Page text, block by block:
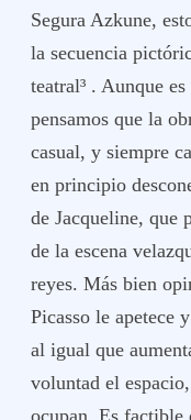
Segura Azkune,
la secuencia
teatral³ . Aunque
pensamos que la
casual, y siempre
en principio
de Jacqueline, que
de la escena
reyes. Más bien
Picasso le apetece
al igual que
voluntad el